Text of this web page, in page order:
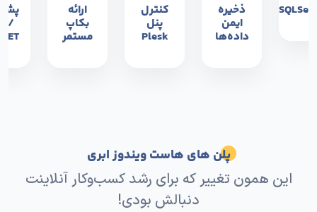
ذخیره
ایمن
داده‌ها
کنترل
پنل
Plesk
ارائه
بکاپ
مستمر
/
پلن های هاست ویندوز ابری
این همون تغییر که برای رشد کسب‌وکار آنلاینت
دنبالش بودی!